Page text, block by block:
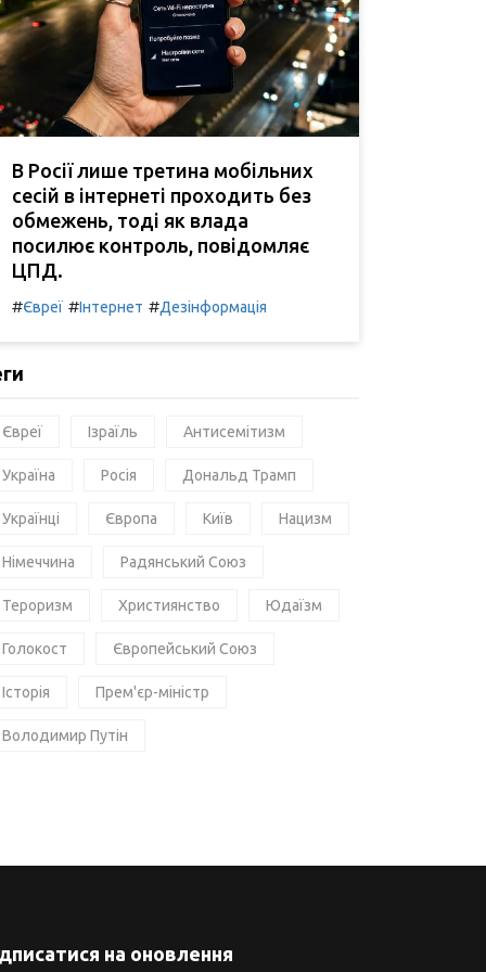
В Росії лише третина мобільних
сесій в інтернеті проходить без
обмежень, тоді як влада
посилює контроль, повідомляє
ЦПД.
#Євреї #Інтернет #Дезінформація
Євреї Ізраїль Антисемітизм
Україна Росія Дональд Трамп
Українці Європа Київ Нацизм
Німеччина Радянський Союз
Тероризм Християнство Юдаїзм
Голокост Європейський Союз
Історія Прем'єр-міністр
Володимир Путін
на оновлення